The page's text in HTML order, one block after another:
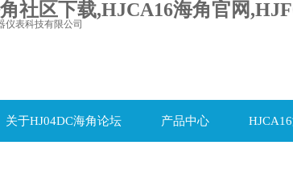
社区下载,HJCA16海角官网
关于HJ04DC海角论坛 产品中心